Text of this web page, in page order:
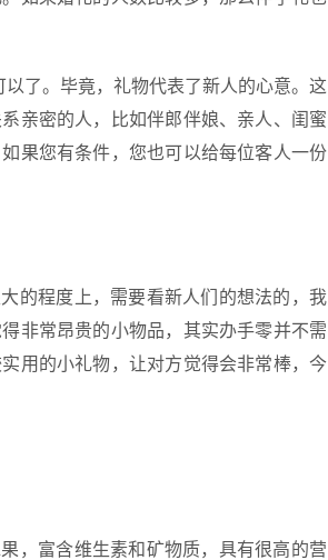
了。毕竟，礼物代表了新人的心意。这
亲密的人，比如伴郎伴娘、亲人、闺蜜
果您有条件，您也可以给每位客人一份
的程度上，需要看新人们的想法的，我
非常昂贵的小物品，其实办手零并不需
用的小礼物，让对方觉得会非常棒，今
，富含维生素和矿物质，具有很高的营